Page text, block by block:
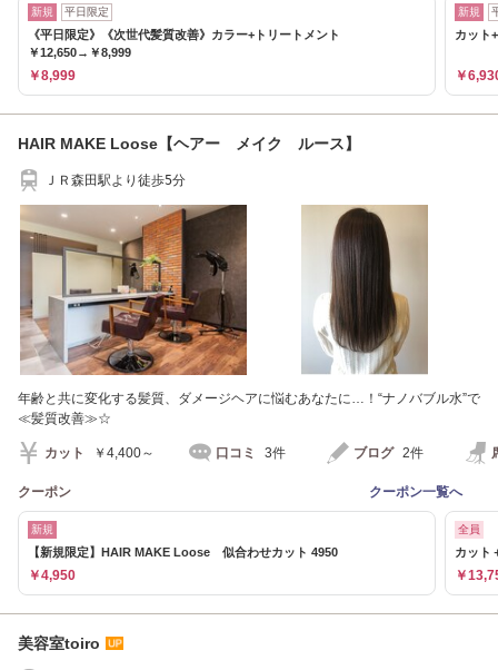
新規 平日限定
《平日限定》《次世代髪質改善》カラー+トリートメント
￥12,650→￥8,999
￥8,999
新規
カット
￥
HAIR MAKE Loose【ヘアー メイク ルース】
ＪＲ森田駅より徒歩5分
年齢と共に変化する髪質、ダメージヘアに悩むあなたに…！“ナノバブル水”で
≪髪質改善≫☆
カット ￥4,400～ 口コミ 3件 ブログ 2件
クーポン クーポン一覧へ
新規
【新規限定】HAIR MAKE Loose 似合わせカット 4950
￥4,950
全員
カット
￥
美容室toiro